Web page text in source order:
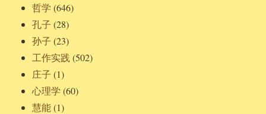
哲学 (646)
孔子 (28)
孙子 (23)
工作实践 (502)
庄子 (1)
心理学 (60)
慧能(1)